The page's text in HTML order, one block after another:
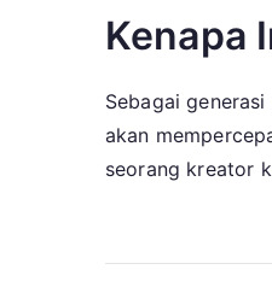
Kenapa
Sebagai
akan
seorang kreator